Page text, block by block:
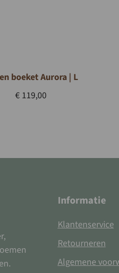
boeket Aurora | L
€ 119,00
Informatie
Klantenservice
Retourneren
Algemene